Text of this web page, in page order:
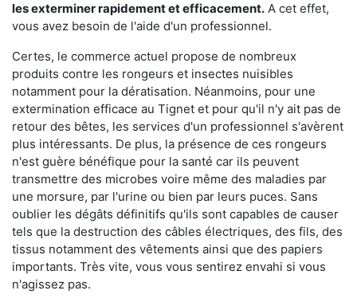
les exterminer rapidement et efficacement. A cet effet,
vous avez besoin de l'aide d'un professionnel.
Certes, le commerce actuel propose de nombreux
produits contre les rongeurs et insectes nuisibles
notamment pour la dératisation. Néanmoins, pour une
extermination efficace au Tignet et pour qu'il n'y ait pas de
retour des bêtes, les services d'un professionnel s'avèrent
plus intéressants. De plus, la présence de ces rongeurs
n'est guère bénéfique pour la santé car ils peuvent
transmettre des microbes voire même des maladies par
une morsure, par l'urine ou bien par leurs puces. Sans
oublier les dégâts définitifs qu'ils sont capables de causer
tels que la destruction des câbles électriques, des fils, des
tissus notamment des vêtements ainsi que des papiers
importants. Très vite, vous vous sentirez envahi si vous
n'agissez pas.